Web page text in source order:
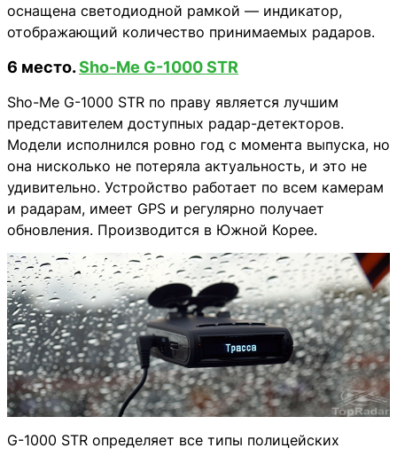
оснащена светодиодной рамкой — индикатор,
отображающий количество принимаемых радаров.
6 место.Sho-Me G-1000 STR
Sho-Me G-1000 STR по праву является лучшим
представителем доступных радар-детекторов.
Модели исполнился ровно год с момента выпуска, но
она нисколько не потеряла актуальность, и это не
удивительно. Устройство работает по всем камерам
и радарам, имеет GPS и регулярно получает
обновления. Производится в Южной Корее.
G-1000 STR определяет все типы полицейских